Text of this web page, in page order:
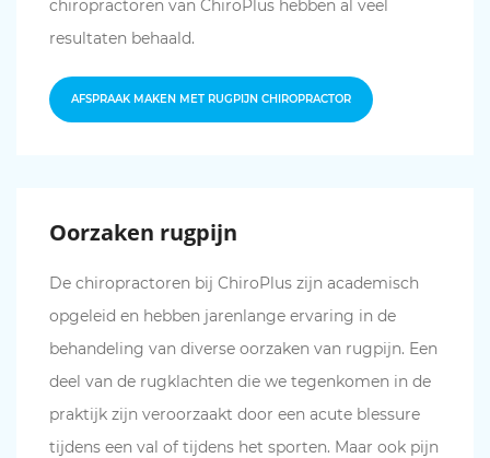
chiropractoren van ChiroPlus hebben al veel
resultaten behaald.
AFSPRAAK MAKEN MET RUGPIJN CHIROPRACTOR
Oorzaken rugpijn
De chiropractoren bij ChiroPlus zijn academisch
opgeleid en hebben jarenlange ervaring in de
behandeling van diverse oorzaken van rugpijn. Een
deel van de rugklachten die we tegenkomen in de
praktijk zijn veroorzaakt door een acute blessure
tijdens een val of tijdens het sporten. Maar ook pijn